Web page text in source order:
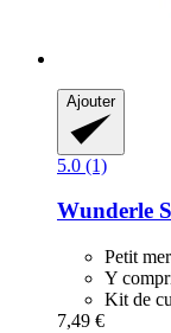
Ajouter
5.0 (1)
Wunderle
Petit
Y
Kit de
7,49 €